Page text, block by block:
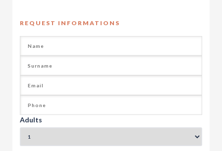
REQUEST INFORMATIONS
Adults